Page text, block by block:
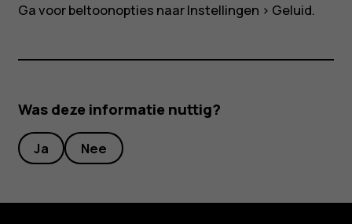
SIM2?
Smartphones
Feature phones
Accessoires
HMD Terra M
Ga voor beltoonopties naarInstellingen > Geluid.
Was deze informatie nuttig?
Ja Nee